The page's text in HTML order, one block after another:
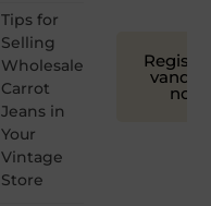
Tips for
Selling
Wholesale
Carrot
Jeans in
Your
Vintage
Store
nog